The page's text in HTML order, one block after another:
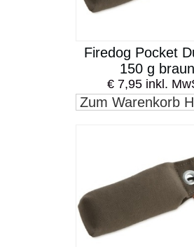
Firedog Pocket
150 g braun
€ 7,95 inkl.
Zum Warenkorb